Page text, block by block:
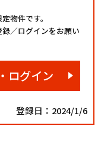
物件です。
／ログインをお願い
ログイン
登録日：2024/1/6